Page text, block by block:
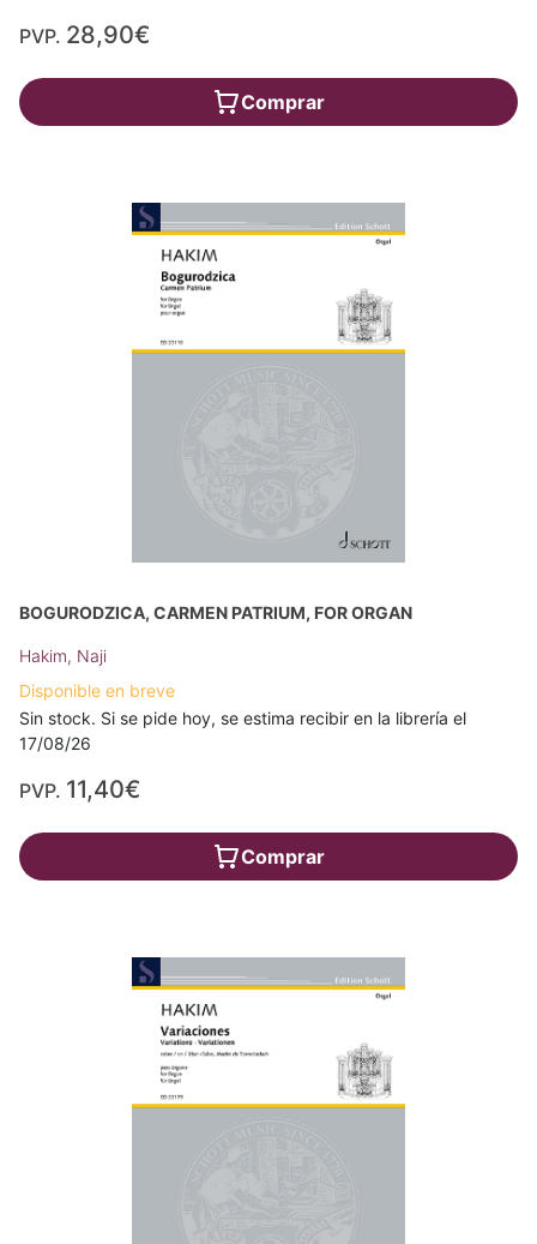
PVP. 28,90€
Comprar
BOGURODZICA, CARMEN PATRIUM, FOR ORGAN
Hakim, Naji
Disponible en breve
Sin stock. Si se pide hoy, se estima recibir en la librería el
17/08/26
PVP. 11,40€
Comprar